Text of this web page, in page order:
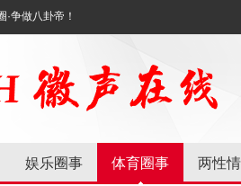
·争做八卦帝！
娱乐圈事 体育圈事 两性